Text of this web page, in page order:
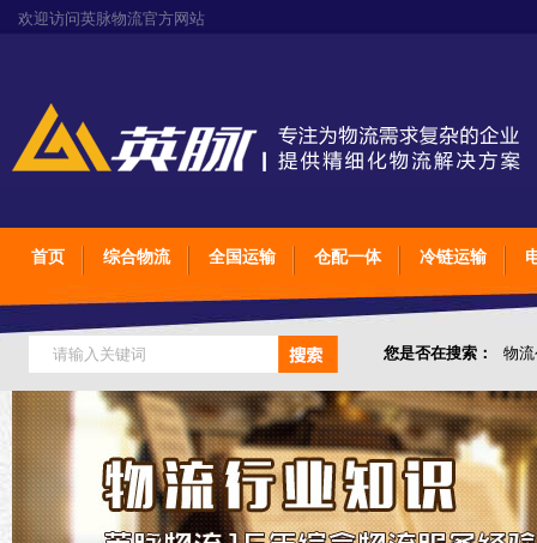
欢迎访问英脉物流官方网站
首页 综合物流 全国运输 仓配一体 冷链运输
您是否在搜索： 物
仓储综合专业定制物